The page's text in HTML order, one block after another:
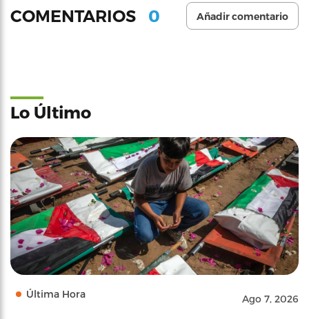
COMENTARIOS 0 Añadir comentario
Lo Último
Última Hora Ago 7, 2026